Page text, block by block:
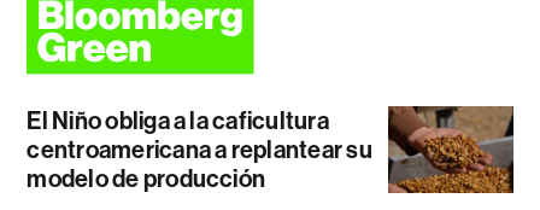
El Niño obliga a la caficultura
centroamericana a replantear su
modelo de producción